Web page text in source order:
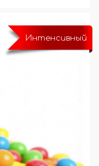
Интенсивный